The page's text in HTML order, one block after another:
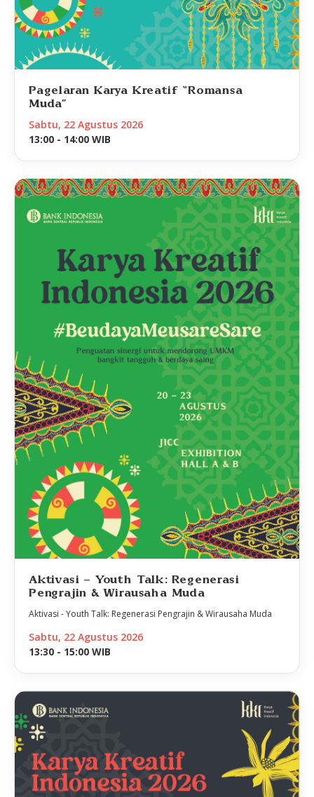
Pagelaran Karya Kreatif “Romansa
Muda”
Sabtu, 22 Agustus 2026
13:00 - 14:00 WIB
Aktivasi - Youth Talk: Regenerasi
Pengrajin & Wirausaha Muda
Aktivasi - Youth Talk: Regenerasi Pengrajin & Wirausaha Muda
Sabtu, 22 Agustus 2026
13:30 - 15:00 WIB